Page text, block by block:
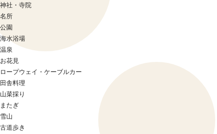
神社・寺院
名所
公園
海水浴場
温泉
お花見
ロープウェイ・ケーブルカー
田舎料理
山菜採り
またぎ
雪山
古道歩き